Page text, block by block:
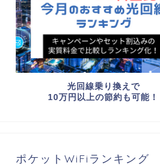
光回線乗り換えで
10万円以上の節約も可能！
ポケットWiFiランキング